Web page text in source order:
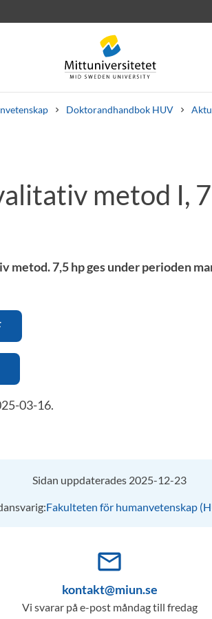
Doktorandhandbok HUV
Lediga jobb metod I,
metod. 7,5 hp ges under perioden
03-16.
Sidan uppdaterades 2025-12-23
Fakulteten för humanvetenskap
mail_outline
kontakt@miun.se
Vi svarar på e-post måndag till fredag